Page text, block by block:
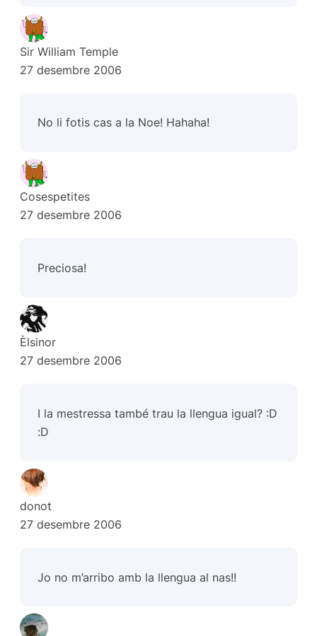
Sir William Temple
27 desembre 2006
No li fotis cas a la Noe! Hahaha!
Cosespetites
27 desembre 2006
Preciosa!
Èlsinor
27 desembre 2006
I la mestressa també trau la llengua igual? :D
:D
donot
27 desembre 2006
Jo no m’arribo amb la llengua al nas!!